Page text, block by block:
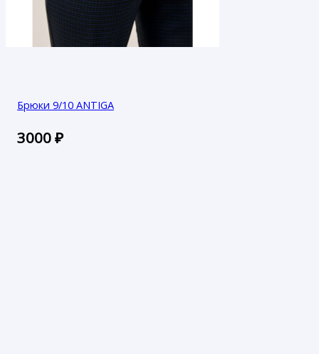
Брюки 9/10 ANTIGA
3000₽